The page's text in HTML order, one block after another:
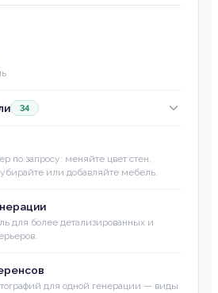
34
по запросу: меняйте цвет стен,
или добавляйте мебель.
для более детализированных и
для одной генерации — виды